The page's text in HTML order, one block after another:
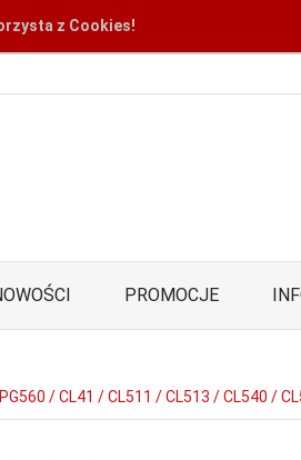
z Cookies!
PROMOCJE
/ CL41 / CL511 / CL513 / CL540 /